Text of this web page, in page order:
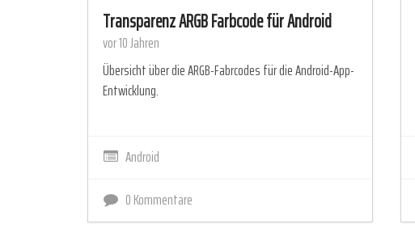
Transparenz ARGB Farbcode für Android
vor 10 Jahren
Übersicht über die ARGB-Fabrcodes für die Android-App-
Entwicklung.
Android
0 Kommentare